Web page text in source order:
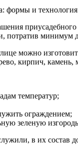
формы и технология
потратив минимум
можно
кирпич, камень,
температур;
ограждением;
зеленую
в их состав